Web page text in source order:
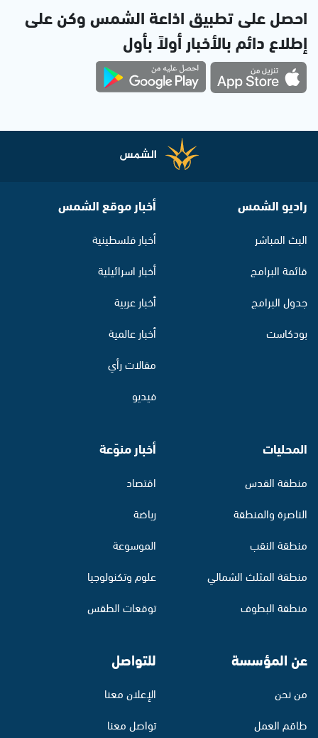
احصل على تطبيق اذاعة الشمس وكن على
إطلاع دائم بالأخبار أولاً بأول
راديو الشمس
البث المباشر
قائمة البرامج
جدول البرامج
بودكاست
أخبار موقع الشمس
أخبار فلسطينية
أخبار اسرائيلية
أخبار عربية
أخبار عالمية
مقالات رأي
فيديو
المحليات
منطقة القدس
الناصرة والمنطقة
منطقة النقب
منطقة المثلث الشمالي
منطقة البطوف
أخبار منوّعة
اقتصاد
رياضة
الموسوعة
علوم وتكنولوجيا
توقعات الطقس
عن المؤسسة
من نحن
طاقم العمل
للتواصل
الإعلان معنا
تواصل معنا